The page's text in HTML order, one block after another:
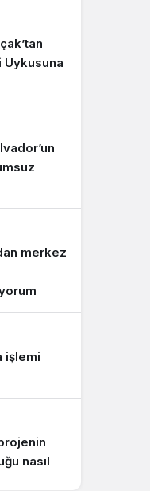
Uykusuna
merkez
işlemi
nasıl